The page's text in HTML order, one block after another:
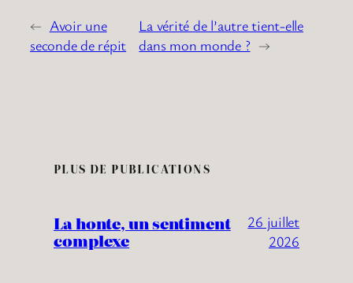
← Avoir une
seconde de répit
La vérité de l’autre tient-elle
dans mon monde ? →
PLUS DE PUBLICATIONS
La honte, un sentiment
complexe
26 juillet
2026